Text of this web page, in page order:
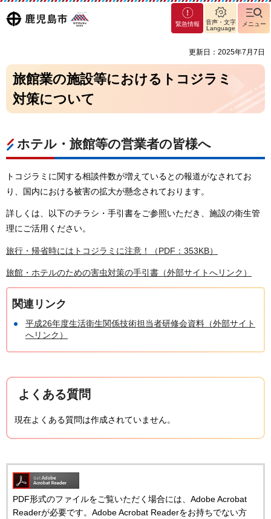
鹿児島
マグ
マシ
緊急情報
音声・文字
Language
メニュー
更新日：2025年7月7日
旅館業の施設等におけるトコジラミ
対策について
ホテル・旅館等の営業者の皆様へ
トコジラミに関する相談件数が増えているとの報道がなされてお
り、国内における被害の拡大が懸念されております。
詳しくは、以下のチラシ・手引書をご参照いただき、施設の衛生管
理にご活用ください。
旅行・帰省時にはトコジラミに注意！（PDF：353KB）
旅館・ホテルのための害虫対策の手引書（外部サイトへリンク）
関連リンク
平成26年度生活衛生関係技術担当者研修会資料（外部サイト
へリンク）
よくある質問
現在よくある質問は作成されていません。
PDF形式のファイルをご覧いただく場合には、Adobe Acrobat
Readerが必要です。Adobe Acrobat Readerをお持ちでない方